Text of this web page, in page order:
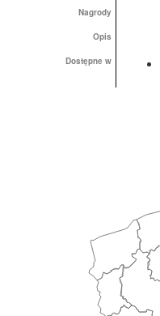
Nagrody
Opis
Dostępne w